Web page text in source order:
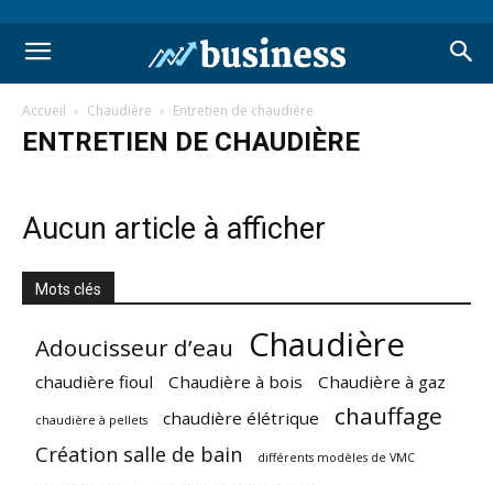
Accueil Chaudière Entretien de chaudière
ENTRETIEN DE CHAUDIÈRE
Aucun article à afficher
Mots clés
Adoucisseur d’eau Chaudière
chaudière fioul Chaudière à bois Chaudière à gaz
chaudière à pellets chaudière élétrique chauffage
Création salle de bain différents modèles de VMC